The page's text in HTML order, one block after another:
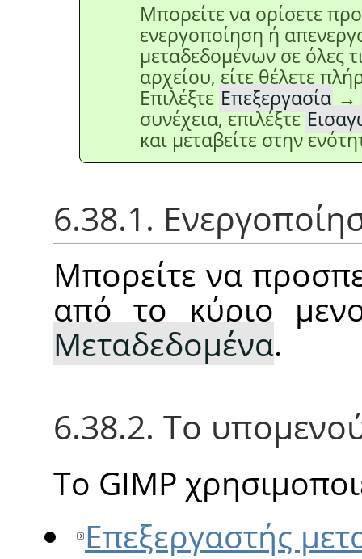
Μπορείτε να ορίσετε
ενεργοποίηση ή
μεταδεδομένων σε όλες
αρχείου, είτε θέλετε
Επιλέξτε Επεξεργασία →
συνέχεια, επιλέξτε
και μεταβείτε στην
6.38.1.
Μπορείτε να
από το κύριο
Μεταδεδομένα.
6.38.2. Το
Το GIMP
Επεξεργαστής